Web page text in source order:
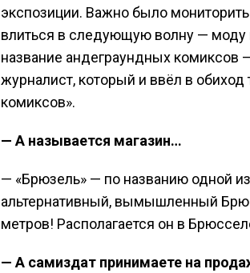
экспозиции. Важно было
влиться в следующую волну —
название андеграундных комиксов
журналист, который и ввёл в
комиксов».
— А называется магазин…
— «Брюзель» — по названию одной
альтернативный, вымышленный
метров! Располагается он в
— А самиздат принимаете на